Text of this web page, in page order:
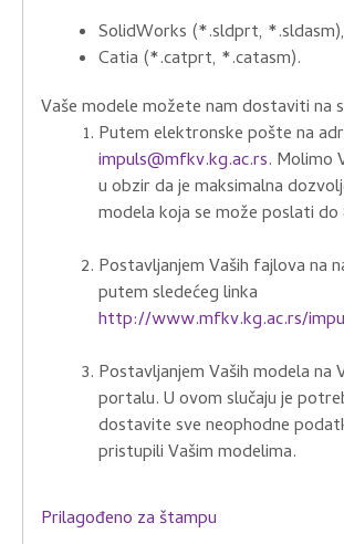
SolidWorks (*.sldprt, *.sldasm),
Catia (*.catprt, *.catasm).
Vaše modele možete nam dostaviti na
Putem elektronske pošte na
impuls@mfkv.kg.ac.rs. Molimo
u obzir da je maksimalna
modela koja se može poslati do
Postavljanjem Vaših fajlova na
putem sledećeg linka
http://www.mfkv.kg.ac.rs/
Postavljanjem Vaših modela na
portalu. U ovom slučaju je
dostavite sve neophodne
pristupili Vašim modelima.
Prilagođeno za štampu